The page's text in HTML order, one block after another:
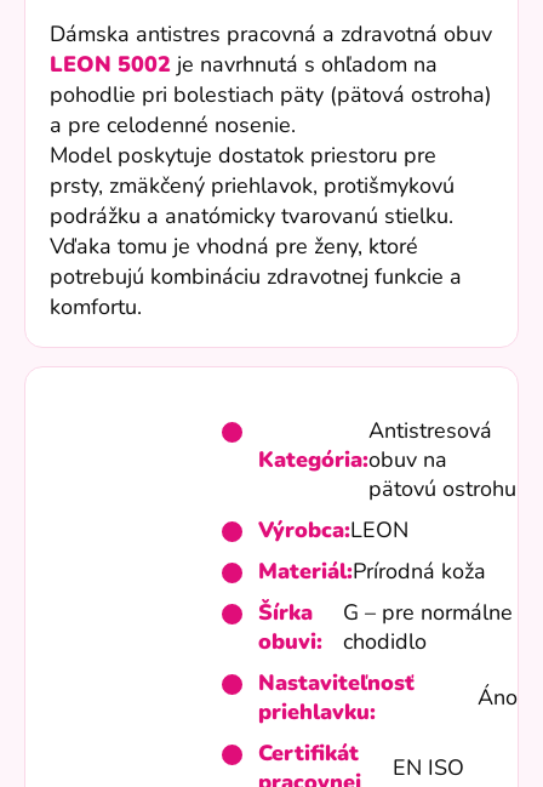
Dámska antistres pracovná a zdravotná obuv
LEON 5002 je navrhnutá s ohľadom na
pohodlie pri bolestiach päty (pätová ostroha)
a pre celodenné nosenie.
Model poskytuje dostatok priestoru pre
prsty, zmäkčený priehlavok, protišmykovú
podrážku a anatómicky tvarovanú stielku.
Vďaka tomu je vhodná pre ženy, ktoré
potrebujú kombináciu zdravotnej funkcie a
komfortu.
Kategória:
Antistresová
obuv na
pätovú ostrohu
Výrobca:LEON
Materiál:Prírodná koža
Šírka
obuvi:
G – pre normálne
chodidlo
Nastaviteľnosť
priehlavku:
Áno
Certifikát
EN ISO